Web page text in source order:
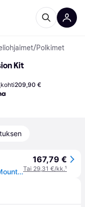
/Polkimet
Kit
kohti209,90 €
Moza Racing CRP2 Reverse Pedal Mount - Sim Racing -tarvike
167,79 €
Tai 29,31 €/kk.¹